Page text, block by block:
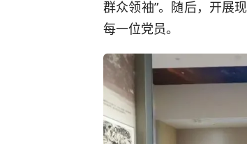
群众领袖”。随后，开展
每一位党员。